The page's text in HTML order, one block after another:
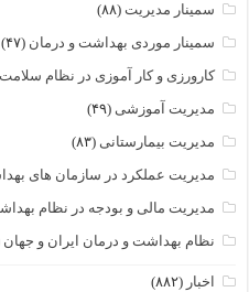
سمینار مدیریت (۸۸)
سمینار موردی بهداشت و درمان (۴۷)
کارورزی و کار آموزی در نظام سلامت
مدیریت آموزشی (۴۹)
مدیریت بیمارستانی (۸۳)
مدیریت عملکرد در سازمان های
مدیریت مالی و بودجه در نظام
نظام بهداشت و درمان ایران و جهان
اخبار (۸۸۲)